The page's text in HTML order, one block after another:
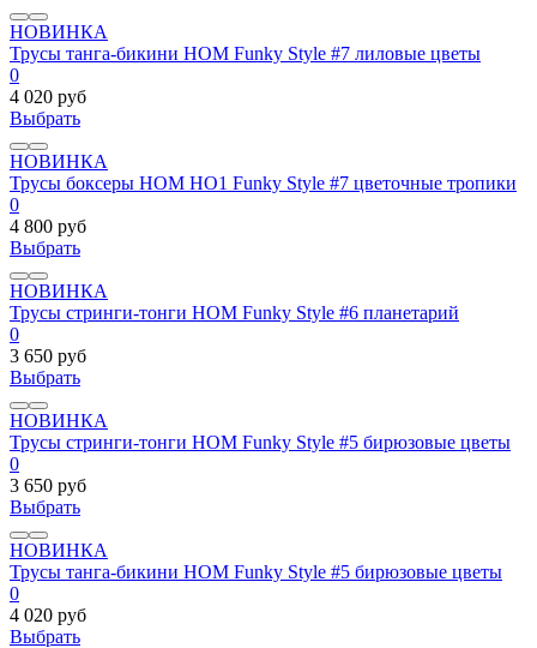
НОВИНКА
Трусы танга-бикини HOM Funky Style #7 лиловые цветы
0
4 020 руб
Выбрать
НОВИНКА
Трусы боксеры HOM HO1 Funky Style #7 цветочные тропики
0
4 800 руб
Выбрать
НОВИНКА
Трусы стринги-тонги HOM Funky Style #6 планетарий
0
3 650 руб
Выбрать
НОВИНКА
Трусы стринги-тонги HOM Funky Style #5 бирюзовые цветы
0
3 650 руб
Выбрать
НОВИНКА
Трусы танга-бикини HOM Funky Style #5 бирюзовые цветы
0
4 020 руб
Выбрать